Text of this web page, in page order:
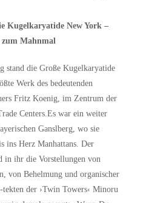
Kugelkaryatide New York –
Mahnmal
stand die Große Kugelkaryatide
Werk des bedeutenden
Fritz Koenig, im Zentrum der
Centers.Es war ein weiter
Ganslberg, wo sie
ins Herz Manhattans. Der
in ihr die Vorstellungen von
von Behelmung und organischer
der ›Twin Towers‹ Minoru